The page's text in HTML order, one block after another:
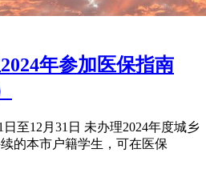
年参加医保指南
至12月31日 未办理2024年度城乡
的本市户籍学生，可在医保